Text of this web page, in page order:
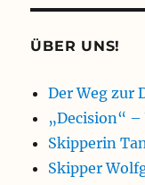
ÜBER UNS!
Der Weg zur
„Decision“
Skipperin
Skipper